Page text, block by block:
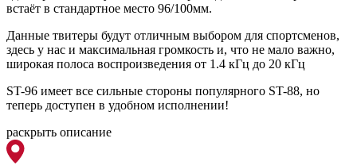
встаёт в стандартное место 96/100мм.
Данные твитеры будут отличным выбором для спортсменов,
здесь у нас и максимальная громкость и, что не мало важно,
широкая полоса воспроизведения от 1.4 кГц до 20 кГц
ST-96 имеет все сильные стороны популярного ST-88, но
теперь доступен в удобном исполнении!
раскрыть описание